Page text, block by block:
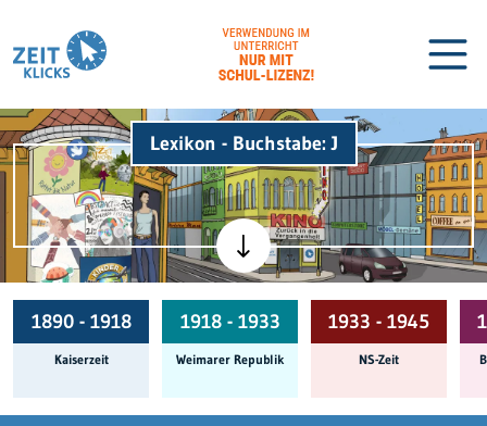
Biographien Lexikon
Lexikon - Buchstabe: J
1890 - 1918
Kaiserzeit
1918 - 1933
Weimarer Republik
1933 - 1945
NS-Zeit